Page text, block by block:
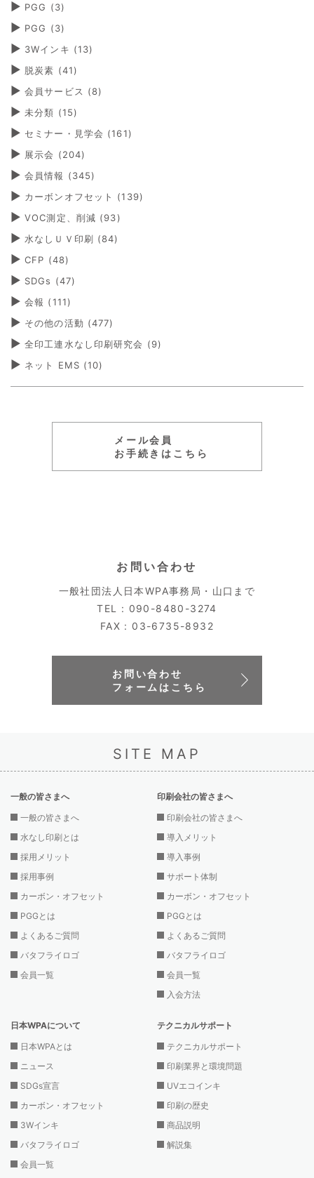
PGG (3)
PGG (3)
3Wインキ (13)
脱炭素 (41)
会員サービス (8)
未分類 (15)
セミナー・見学会 (161)
展示会 (204)
会員情報 (345)
カーボンオフセット
(139)
VOC測定、削減 (93)
水なしＵＶ印刷 (84)
CFP (48)
SDGs (47)
会報 (111)
その他の活動 (477)
全印工連水なし印刷研究会 (9)
ネット EMS (10)
メール会員
お手続きはこちら
お問い合わせ
一般社団法人日本WPA事務局・山口まで
TEL : 090-8480-3274
FAX : 03-6735-8932
お問い合わせ
フォームはこちら
SITE MAP
一般の皆さまへ
一般の皆さまへ
水なし印刷とは
採用メリット
採用事例
カーボン・オフセット
PGGとは
よくあるご質問
バタフライロゴ
会員一覧
印刷会社の皆さまへ
印刷会社の皆さまへ
導入メリット
導入事例
サポート体制
カーボン・オフセット
PGGとは
よくあるご質問
バタフライロゴ
会員一覧
入会方法
日本WPAについて
日本WPAとは
ニュース
SDGs宣言
カーボン・オフセット
3Wインキ
バタフライロゴ
会員一覧
テクニカルサポート
テクニカルサポート
印刷業界と環境問題
UVエコインキ
印刷の歴史
商品説明
解説集